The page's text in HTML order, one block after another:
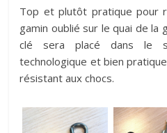
Top et plutôt pratique pour
gamin oublié sur le quai de
clé sera placé dans le
technologique et bien
résistant aux chocs.